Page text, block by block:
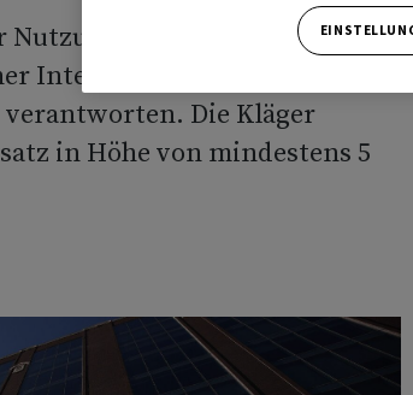
Nutzung von Daten für das
Intelligenz (KI) muss sich
verantworten. Die Kläger
in Höhe von mindestens 5